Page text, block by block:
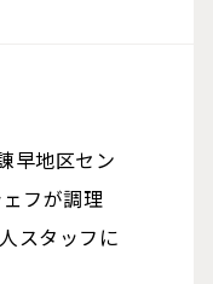
早地区セン
フが調理
スタッフに